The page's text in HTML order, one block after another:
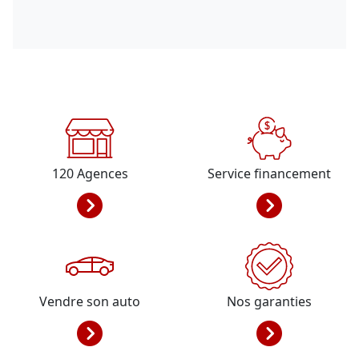
120Agences Service financement
Vendre son auto Nos garanties